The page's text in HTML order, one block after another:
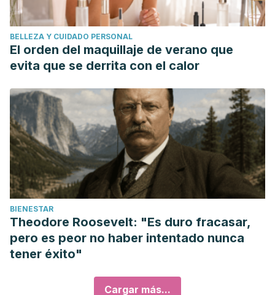
BELLEZA Y CUIDADO PERSONAL
El orden del maquillaje de verano que
evita que se derrita con el calor
BIENESTAR
Theodore Roosevelt: "Es duro fracasar,
pero es peor no haber intentado nunca
tener éxito"
Cargar más...